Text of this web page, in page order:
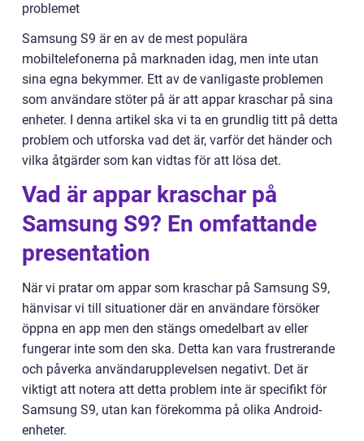
problemet
Samsung S9 är en av de mest populära
mobiltelefonerna på marknaden idag, men inte utan
sina egna bekymmer. Ett av de vanligaste problemen
som användare stöter på är att appar kraschar på sina
enheter. I denna artikel ska vi ta en grundlig titt på detta
problem och utforska vad det är, varför det händer och
vilka åtgärder som kan vidtas för att lösa det.
Vad är appar kraschar på
Samsung S9? En omfattande
presentation
När vi pratar om appar som kraschar på Samsung S9,
hänvisar vi till situationer där en användare försöker
öppna en app men den stängs omedelbart av eller
fungerar inte som den ska. Detta kan vara frustrerande
och påverka användarupplevelsen negativt. Det är
viktigt att notera att detta problem inte är specifikt för
Samsung S9, utan kan förekomma på olika Android-
enheter.